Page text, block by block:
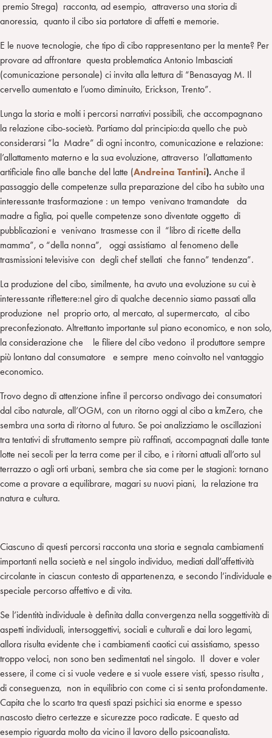
premio Strega) racconta, ad esempio, attraverso una storia di
anoressia, quanto il cibo sia portatore di affetti e memorie.
E le nuove tecnologie, che tipo di cibo rappresentano per la mente? Per
provare ad affrontare questa problematica Antonio Imbasciati
(comunicazione personale) ci invita alla lettura di “Benasayag M. Il
cervello aumentato e l’uomo diminuito, Erickson, Trento”.
Lunga la storia e molti i percorsi narrativi possibili, che accompagnano
la relazione cibo-società. Partiamo dal principio:da quello che può
considerarsi ”la Madre” di ogni incontro, comunicazione e relazione:
l’allattamento materno e la sua evoluzione, attraverso l’allattamento
artificiale fino alle banche del latte (Andreina Tantini). Anche il
passaggio delle competenze sulla preparazione del cibo ha subito una
interessante trasformazione : un tempo venivano tramandate da
madre a figlia, poi quelle competenze sono diventate oggetto di
pubblicazioni e venivano trasmesse con il “libro di ricette della
mamma”, o “della nonna”, oggi assistiamo al fenomeno delle
trasmissioni televisive con degli chef stellati che fanno” tendenza”.
La produzione del cibo, similmente, ha avuto una evoluzione su cui è
interessante riflettere:nel giro di qualche decennio siamo passati alla
produzione nel proprio orto, al mercato, al supermercato, al cibo
preconfezionato. Altrettanto importante sul piano economico, e non solo,
la considerazione che le filiere del cibo vedono il produttore sempre
più lontano dal consumatore e sempre meno coinvolto nel vantaggio
economico.
Trovo degno di attenzione infine il percorso ondivago dei consumatori
dal cibo naturale, all’OGM, con un ritorno oggi al cibo a kmZero, che
sembra una sorta di ritorno al futuro. Se poi analizziamo le oscillazioni
tra tentativi di sfruttamento sempre più raffinati, accompagnati dalle tante
lotte nei secoli per la terra come per il cibo, e i ritorni attuali all’orto sul
terrazzo o agli orti urbani, sembra che sia come per le stagioni: tornano
come a provare a equilibrare, magari su nuovi piani, la relazione tra
natura e cultura.
Ciascuno di questi percorsi racconta una storia e segnala cambiamenti
importanti nella società e nel singolo individuo, mediati dall’affettività
circolante in ciascun contesto di appartenenza, e secondo l’individuale e
speciale percorso affettivo e di vita.
Se l’identità individuale è definita dalla convergenza nella soggettività di
aspetti individuali, intersoggettivi, sociali e culturali e dai loro legami,
allora risulta evidente che i cambiamenti caotici cui assistiamo, spesso
troppo veloci, non sono ben sedimentati nel singolo. Il dover e voler
essere, il come ci si vuole vedere e si vuole essere visti, spesso risulta ,
di conseguenza, non in equilibrio con come ci si senta profondamente.
Capita che lo scarto tra questi spazi psichici sia enorme e spesso
nascosto dietro certezze e sicurezze poco radicate. E questo ad
esempio riguarda molto da vicino il lavoro dello psicoanalista.